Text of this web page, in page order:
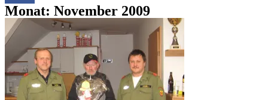
Monat: November 2009